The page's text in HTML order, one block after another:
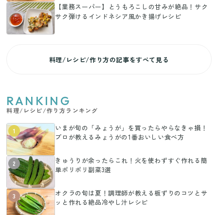
【業務スーパー】とうもろこしの甘みが絶品！サク
サク弾けるインドネシア風かき揚げレシピ
料理/レシピ/作り方の記事をすべて見る
RANKING
料理/レシピ/作り方ランキング
1
いまが旬の「みょうが」を買ったらやらなきゃ損！
プロが教えるみょうがの1番おいしい食べ方
2
きゅうりが余ったらこれ！火を使わずすぐ作れる簡
単ポリポリ副菜3選
3
オクラの旬は夏！調理師が教える板ずりのコツとサ
ッと作れる絶品冷やし汁レシピ